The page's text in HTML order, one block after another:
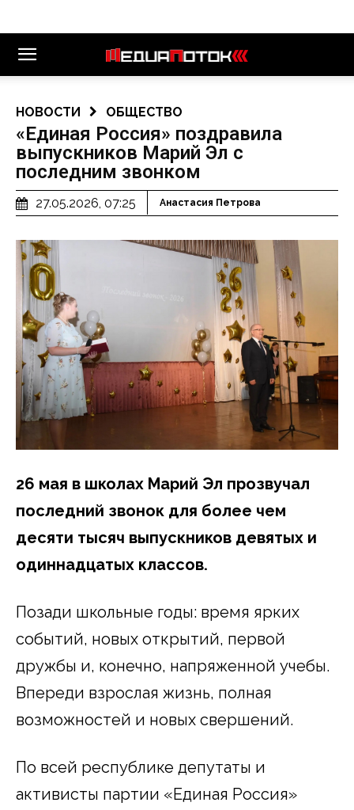
НОВОСТИ ОБЩЕСТВО
«Единая Россия» поздравила
выпускников Марий Эл с
последним звонком
27.05.2026, 07:25 Анастасия Петрова
26 мая в школах Марий Эл прозвучал
последний звонок для более чем
десяти тысяч выпускников девятых и
одиннадцатых классов.
Позади школьные годы: время ярких
событий, новых открытий, первой
дружбы и, конечно, напряженной учебы.
Впереди взрослая жизнь, полная
возможностей и новых свершений.
По всей республике депутаты и
активисты партии «Единая Россия»